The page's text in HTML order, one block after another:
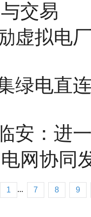
交易
虚拟电
绿电直
安：进
网协同
1 ... 7 8
9